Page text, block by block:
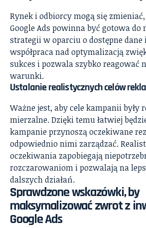
Rynek i odbiorcy mogą się
Google Ads powinna być gotowa
strategii w oparciu o dostępne
współpraca nad optymalizacją
sukces i pozwala szybko reagować
warunki.
Ustalanie realistycznych celów
Ważne jest, aby cele kampanii były
mierzalne. Dzięki temu łatwiej
kampanie przynoszą oczekiwane
odpowiednio nimi zarządzać.
oczekiwania zapobiegają
rozczarowaniom i pozwalają na
dalszych działań.
Sprawdzone wskazówki, by
maksymalizować zwrot z
Google Ads